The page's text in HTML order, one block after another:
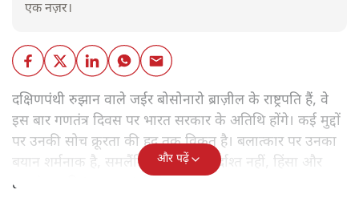
एक नज़र।
दक्षिणपंथी रुझान वाले जईर बोसोनारो ब्राज़ील के राष्ट्रपति हैं, वे
इस बार गणतंत्र दिवस पर भारत सरकार के अतिथि होंगे। कई मुद्दों
पर उनकी सोच क्रूरता की हद तक विकृत है। बलात्कार पर उनका
बयान शर्मनाक है, समलैंगिक लोग उन्हें बर्दाश्त नहीं, हिंसा और
हत्याएं उनकी 'रूल-बुक' में हैं।
और पढ़ें